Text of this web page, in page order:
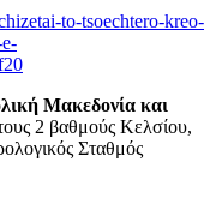
to-tsoechtero-kreo-
Μακεδονία και
2 βαθμούς Κελσίου,
Σταθμός